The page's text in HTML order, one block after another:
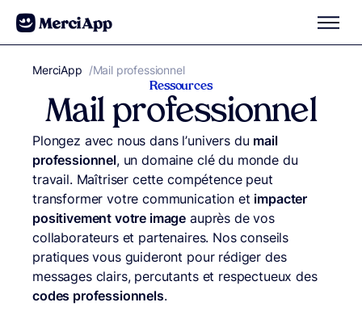
Aller au contenu
MerciApp correcteur orthographe
/Mail professionnel
Ressources
Mail professionnel
Plongez avec nous dans l’univers du mail
professionnel, un domaine clé du monde du
travail. Maîtriser cette compétence peut
transformer votre communication et impacter
positivement votre image auprès de vos
collaborateurs et partenaires. Nos conseils
pratiques vous guideront pour rédiger des
messages clairs, percutants et respectueux des
codes professionnels.